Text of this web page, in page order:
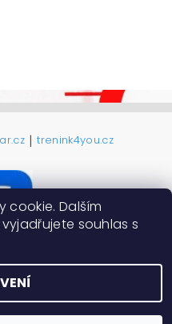
| trenink4you.cz
práva vyhrazena
cookie. Dalším
souhlas s